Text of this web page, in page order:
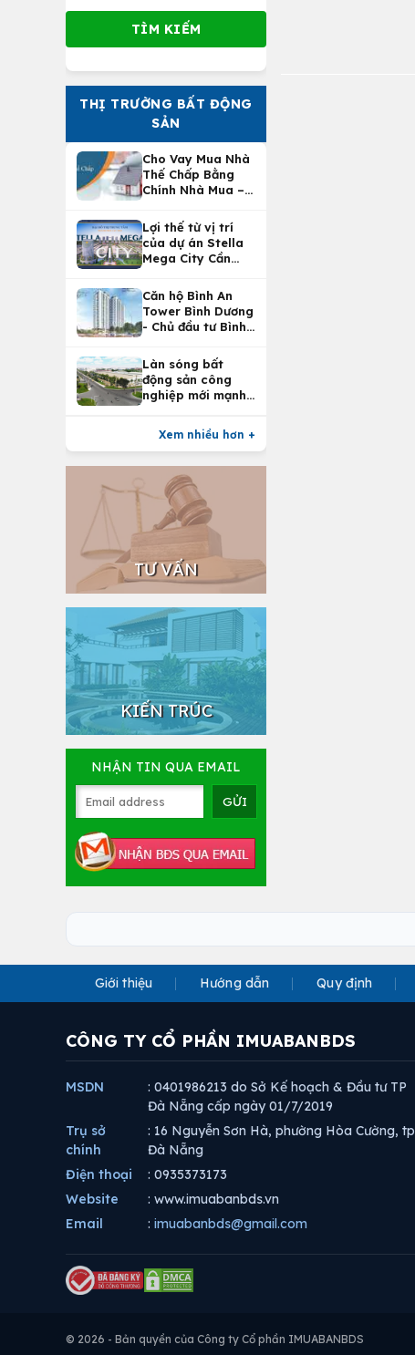
THỊ TRƯỜNG BẤT ĐỘNG
SẢN
Cho Vay Mua Nhà
Thế Chấp Bằng
Chính Nhà Mua –
Nhà Tại
Vietcombank
Lợi thế từ vị trí
của dự án Stella
Mega City Cần
Căn hộ Bình An
Tower Bình Dương
- Chủ đầu tư Bình
Làn sóng bất
động sản công
nghiệp mới mạnh
Xem nhiều hơn +
TƯ VẤN
KIẾN TRÚC
NHẬN TIN QUA EMAIL
Giới thiệu Hướng dẫn Quy định
CÔNG TY CỔ PHẦN IMUABANBDS
MSDN
: 0401986213 do Sở Kế hoạch & Đầu tư TP
Đà Nẵng cấp ngày 01/7/2019
Trụ sở
chính
: 16 Nguyễn Sơn Hà, phường Hòa Cường, tp
Đà Nẵng
Điện thoại
: 0935373173
Website
: www.imuabanbds.vn
Email
: imuabanbds@gmail.com
© 2026 - Bản quyền của Công ty Cổ phần IMUABANBDS